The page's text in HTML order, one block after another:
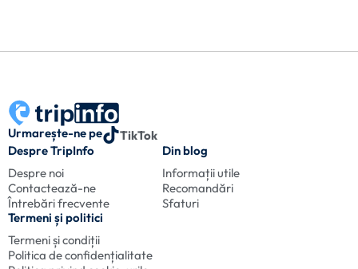
Urmarește-ne pe
TikTok
Despre TripInfo
Despre noi
Contactează-ne
Întrebări frecvente
Din blog
Informații utile
Recomandări
Sfaturi
Termeni și politici
Termeni și condiții
Politica de confidențialitate